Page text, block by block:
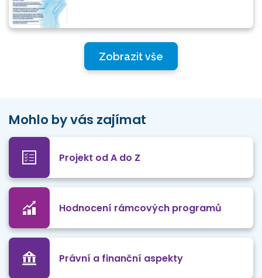
Zobrazit vše
Mohlo by vás zajímat
Projekt od A do Z
Hodnocení rámcových programů
Právní a finanční aspekty